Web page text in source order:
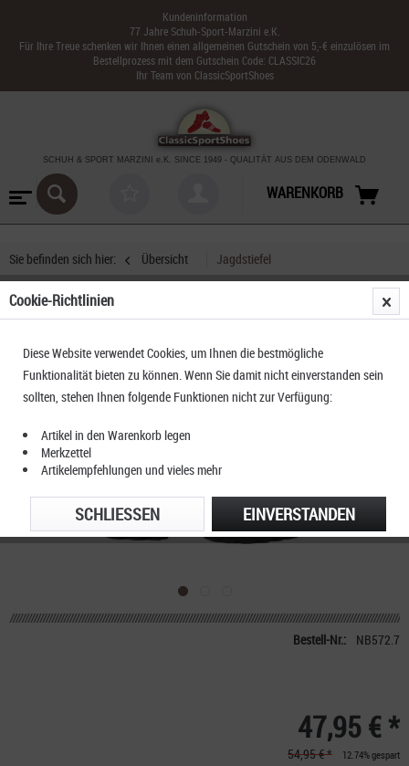
Kundeninformation
77 Jahre Schuh-Sport-Marzini e.K.
Für Ihre Treue schenken wir Ihnen einen allgemeinen Gutschein von 5,-€ einzulösen im
Bestellprozess mit dem Gutschein Code: CLASSIC26
Ihr Team von ClassicSportShoes
SCHUH & SPORT MARZINI e.K. SINCE 1949 - QUALITÄT AUS DEM ODENWALD
WARENKORB
Sie befinden sich hier: Übersicht Jagdstiefel
Bestell-Nr.: NB572.7
47,95 € *
54,95 € * 12.74% gespart
Cookie-Richtlinien
Diese Website verwendet Cookies, um Ihnen die bestmögliche
Funktionalität bieten zu können. Wenn Sie damit nicht einverstanden sein
sollten, stehen Ihnen folgende Funktionen nicht zur Verfügung:
Artikel in den Warenkorb legen
Merkzettel
Artikelempfehlungen und vieles mehr
EINVERSTANDEN
SCHLIESSEN